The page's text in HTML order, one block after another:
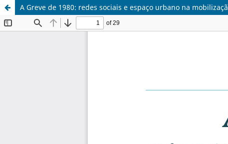
A Greve de 1980: redes sociais e espaço urbano na